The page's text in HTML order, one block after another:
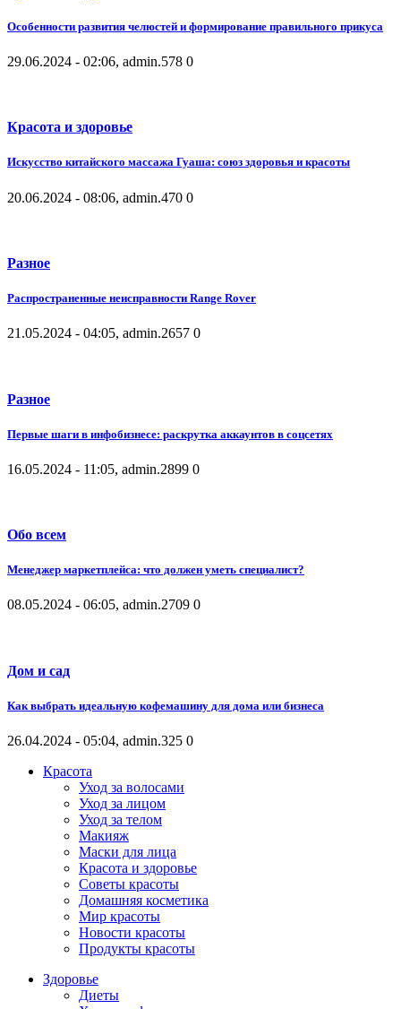
Особенности развития челюстей и формирование правильного прикуса
29.06.2024 - 02:06, admin.578 0
Красота и здоровье
Искусство китайского массажа Гуаша: союз здоровья и красоты
20.06.2024 - 08:06, admin.470 0
Разное
Распространенные неисправности Range Rover
21.05.2024 - 04:05, admin.2657 0
Разное
Первые шаги в инфобизнесе: раскрутка аккаунтов в соцсетях
16.05.2024 - 11:05, admin.2899 0
Обо всем
Менеджер маркетплейса: что должен уметь специалист?
08.05.2024 - 06:05, admin.2709 0
Дом и сад
Как выбрать идеальную кофемашину для дома или бизнеса
26.04.2024 - 05:04, admin.325 0
Красота
Уход за волосами
Уход за лицом
Уход за телом
Макияж
Маски для лица
Красота и здоровье
Советы красоты
Домашняя косметика
Мир красоты
Новости красоты
Продукты красоты
Здоровье
Диеты